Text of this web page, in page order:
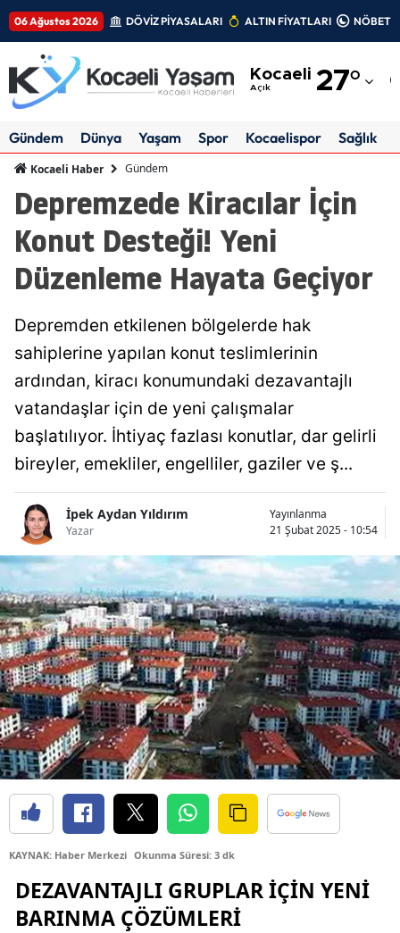
06 Ağustos 2026 DÖVİZ PİYASALARI ALTIN FİYATLARI
Kocaeli
Açık 27°
Adıyaman
Amasya
Ankara
Antalya
Aydın
Balıkesir
Bilecik
Bingöl
Bitlis
Bolu
Burdur
Bursa
Çanakkale
Çankırı
Çorum
Denizli
Diyarbakır
Edirne
Erzincan
Gündem Dünya Yaşam Spor Kocaelispor Sağlık
Kocaeli Haber Gündem
Depremzede Kiracılar İçin
Konut Desteği! Yeni
Düzenleme Hayata Geçiyor
Depremden etkilenen bölgelerde hak
sahiplerine yapılan konut teslimlerinin
ardından, kiracı konumundaki dezavantajlı
vatandaşlar için de yeni çalışmalar
başlatılıyor. İhtiyaç fazlası konutlar, dar gelirli
bireyler, emekliler, engelliler, gaziler ve ş...
İpek Aydan Yıldırım
Yazar
Yayınlanma
21 Şubat 2025 - 10:54
KAYNAK: Haber Merkezi Okunma Süresi: 3 dk
DEZAVANTAJLI GRUPLAR İÇIN YENI
BARINMA ÇÖZÜMLERI